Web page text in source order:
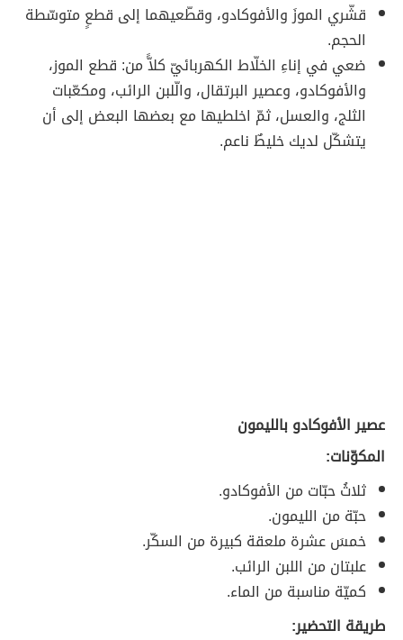
قشّري الموزَ والأفوكادو، وقطّعيهما إلى قطعٍ متوسّطة
الحجم.
ضعي في إناءِ الخلّاط الكهربائيّ كلاًّ من: قطع الموز،
والأفوكادو، وعصير البرتقال، والّلبن الرائب، ومكعّبات
الثلج، والعسل، ثمّ اخلطيها مع بعضها البعض إلى أن
يتشكّل لديك خليطٌ ناعم.
عصير الأفوكادو بالليمون
المكوّنات:
ثلاثُ حبّات من الأفوكادو.
حبّة من الليمون.
خمسَ عشرة ملعقة كبيرة من السكّر.
علبتان من اللبن الرائب.
كميّة مناسبة من الماء.
طريقة التحضير: